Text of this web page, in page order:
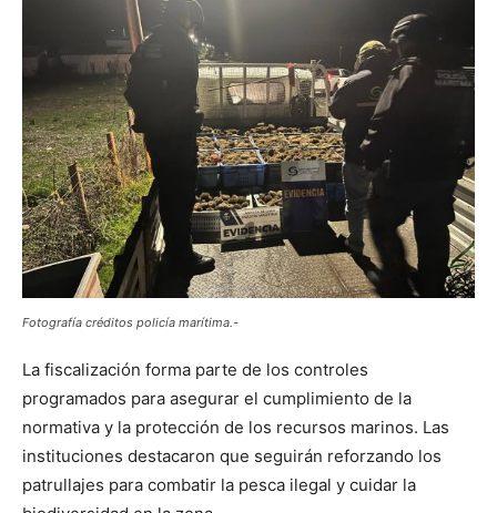
Fotografía créditos policía marítima.-
La fiscalización forma parte de los controles
programados para asegurar el cumplimiento de la
normativa y la protección de los recursos marinos. Las
instituciones destacaron que seguirán reforzando los
patrullajes para combatir la pesca ilegal y cuidar la